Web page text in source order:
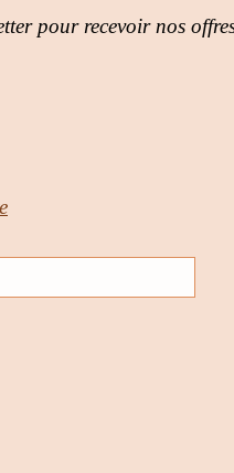
pour recevoir nos